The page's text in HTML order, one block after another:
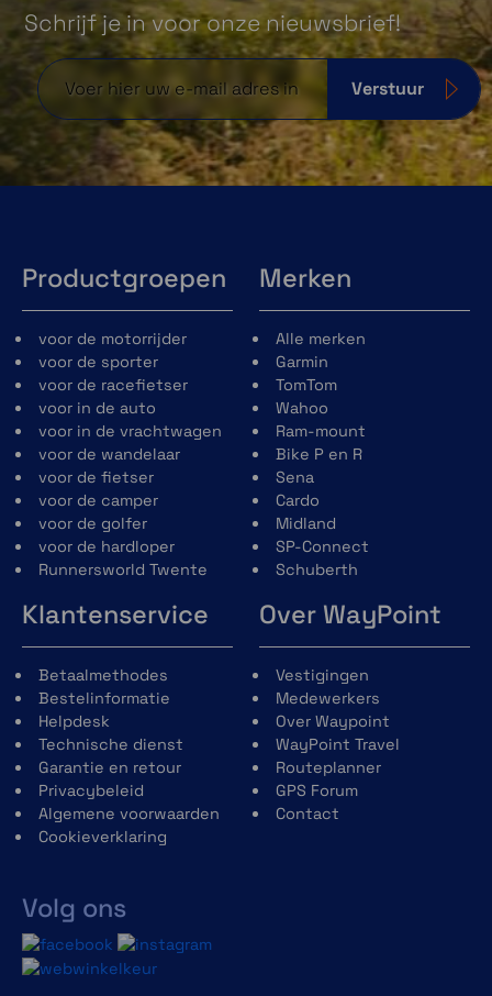
Schrijf je in voor onze nieuwsbrief!
Verstuur
Productgroepen
voor de motorrijder
voor de sporter
voor de racefietser
voor in de auto
voor in de vrachtwagen
voor de wandelaar
voor de fietser
voor de camper
voor de golfer
voor de hardloper
Runnersworld Twente
Merken
Alle merken
Garmin
TomTom
Wahoo
Ram-mount
Bike P en R
Sena
Cardo
Midland
SP-Connect
Schuberth
Klantenservice
Betaalmethodes
Bestelinformatie
Helpdesk
Technische dienst
Garantie en retour
Privacybeleid
Algemene voorwaarden
Cookieverklaring
Volg ons
Over WayPoint
Vestigingen
Medewerkers
Over Waypoint
WayPoint Travel
Routeplanner
GPS Forum
Contact